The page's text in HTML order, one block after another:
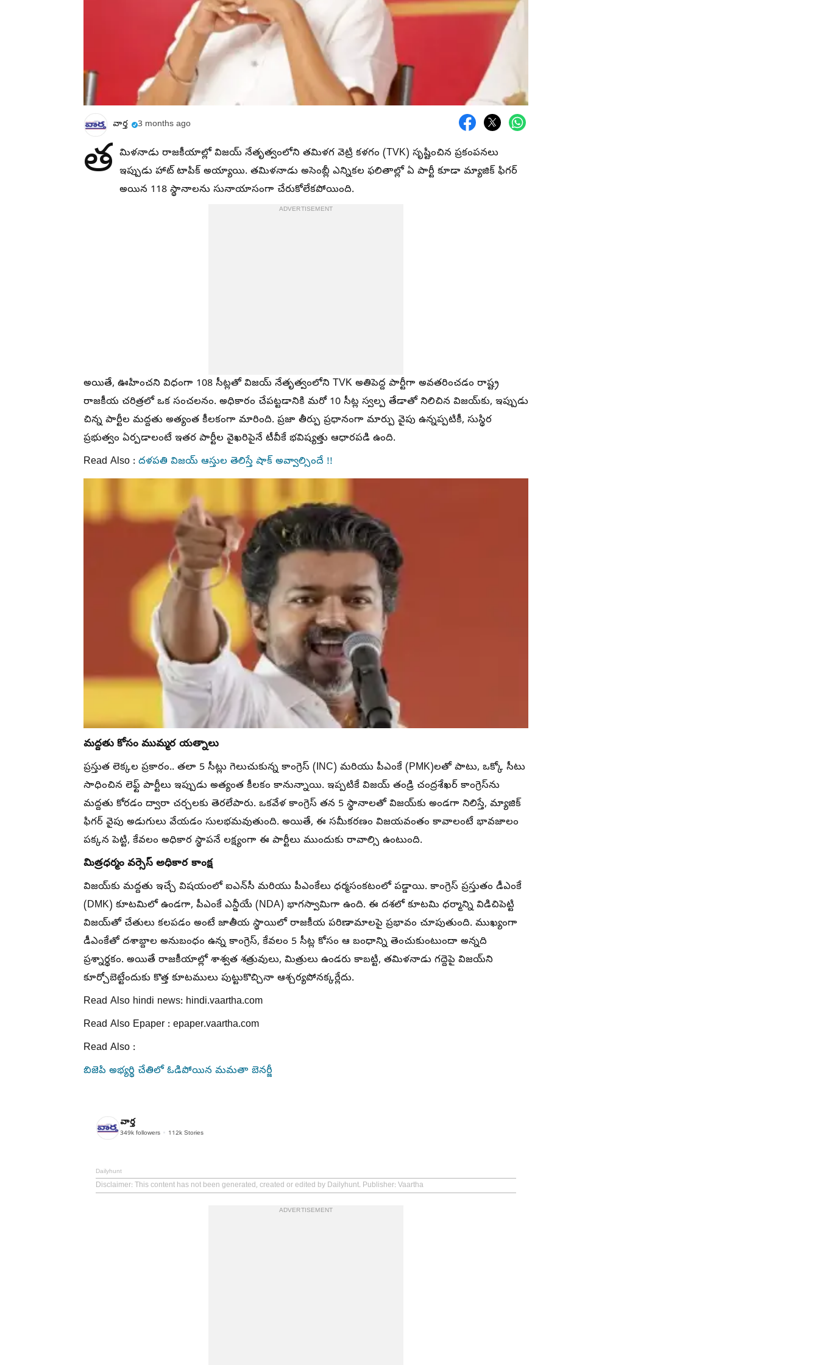
వార్త 3 months ago
త మిళనాడు రాజకీయాల్లో విజయ్ నేతృత్వంలోని తమిళగ వెట్రి కళగం (TVK) సృష్టించిన ప్రకంపనలు
ఇప్పుడు హాట్ టాపిక్ అయ్యాయి. తమిళనాడు అసెంబ్లీ ఎన్నికల ఫలితాల్లో ఏ పార్టీ కూడా మ్యాజిక్ ఫిగర్
అయిన 118 స్థానాలను సునాయాసంగా చేరుకోలేకపోయింది.
ADVERTISEMENT
అయితే, ఊహించని విధంగా 108 సీట్లతో విజయ్ నేతృత్వంలోని TVK అతిపెద్ద పార్టీగా అవతరించడం రాష్ట్ర
రాజకీయ చరిత్రలో ఒక సంచలనం. అధికారం చేపట్టడానికి మరో 10 సీట్ల స్వల్ప తేడాతో నిలిచిన విజయ్‌కు, ఇప్పుడు
చిన్న పార్టీల మద్దతు అత్యంత కీలకంగా మారింది. ప్రజా తీర్పు ప్రధానంగా మార్పు వైపు ఉన్నప్పటికీ, సుస్థిర
ప్రభుత్వం ఏర్పడాలంటే ఇతర పార్టీల వైఖరిపైనే టీవీకే భవిష్యత్తు ఆధారపడి ఉంది.
Read Also : దళపతి విజయ్ ఆస్తుల తెలిస్తే షాక్ అవ్వాల్సిందే !!
మద్దతు కోసం ముమ్మర యత్నాలు
ప్రస్తుత లెక్కల ప్రకారం.. తలా 5 సీట్లు గెలుచుకున్న కాంగ్రెస్ (INC) మరియు పీఎంకే (PMK)లతో పాటు, ఒక్కో సీటు
సాధించిన లెఫ్ట్ పార్టీలు ఇప్పుడు అత్యంత కీలకం కానున్నాయి. ఇప్పటికే విజయ్ తండ్రి చంద్రశేఖర్ కాంగ్రెస్‌ను
మద్దతు కోరడం ద్వారా చర్చలకు తెరలేపారు. ఒకవేళ కాంగ్రెస్ తన 5 స్థానాలతో విజయ్‌కు అండగా నిలిస్తే, మ్యాజిక్
ఫిగర్ వైపు అడుగులు వేయడం సులభమవుతుంది. అయితే, ఈ సమీకరణం విజయవంతం కావాలంటే భావజాలం
పక్కన పెట్టి, కేవలం అధికార స్థాపనే లక్ష్యంగా ఈ పార్టీలు ముందుకు రావాల్సి ఉంటుంది.
మిత్రధర్మం వర్సెస్ అధికార కాంక్ష
విజయ్‌కు మద్దతు ఇచ్చే విషయంలో ఐఎన్‌సీ మరియు పీఎంకేలు ధర్మసంకటంలో పడ్డాయి. కాంగ్రెస్ ప్రస్తుతం డీఎంకే
(DMK) కూటమిలో ఉండగా, పీఎంకే ఎన్డీయే (NDA) భాగస్వామిగా ఉంది. ఈ దశలో కూటమి ధర్మాన్ని విడిచిపెట్టి
విజయ్‌తో చేతులు కలపడం అంటే జాతీయ స్థాయిలో రాజకీయ పరిణామాలపై ప్రభావం చూపుతుంది. ముఖ్యంగా
డీఎంకేతో దశాబ్దాల అనుబంధం ఉన్న కాంగ్రెస్, కేవలం 5 సీట్ల కోసం ఆ బంధాన్ని తెంచుకుంటుందా అన్నది
ప్రశ్నార్థకం. అయితే రాజకీయాల్లో శాశ్వత శత్రువులు, మిత్రులు ఉండరు కాబట్టి, తమిళనాడు గద్దెపై విజయ్‌ని
కూర్చోబెట్టేందుకు కొత్త కూటములు పుట్టుకొచ్చినా ఆశ్చర్యపోనక్కర్లేదు.
Read Also hindi news: hindi.vaartha.com
Read Also Epaper : epaper.vaartha.com
Read Also :
బిజెపి అభ్యర్థి చేతిలో ఓడిపోయిన మమతా బెనర్జీ
వార్త
349k followers 112k Stories
Dailyhunt
Disclaimer: This content has not been generated, created or edited by Dailyhunt. Publisher: Vaartha
ADVERTISEMENT